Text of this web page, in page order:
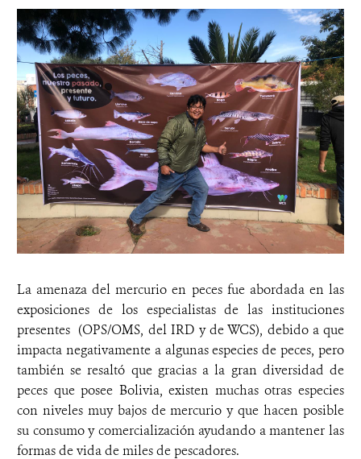
La amenaza del mercurio en peces fue abordada en las
exposiciones de los especialistas de las instituciones
presentes (OPS/OMS, del IRD y de WCS), debido a que
impacta negativamente a algunas especies de peces, pero
también se resaltó que gracias a la gran diversidad de
peces que posee Bolivia, existen muchas otras especies
con niveles muy bajos de mercurio y que hacen posible
su consumo y comercialización ayudando a mantener las
formas de vida de miles de pescadores.